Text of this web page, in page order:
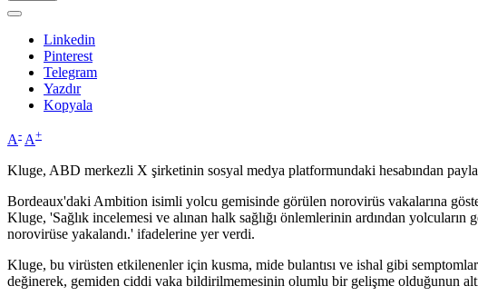
Linkedin
Pinterest
Telegram
Yazdır
Kopyala
A- A+
Kluge, ABD merkezli X şirketinin sosyal medya platformundaki hesabından
Bordeaux'daki Ambition isimli yolcu gemisinde görülen norovirüs vakalarına
Kluge, 'Sağlık incelemesi ve alınan halk sağlığı önlemlerinin ardından
norovirüse yakalandı.' ifadelerine yer verdi.
Kluge, bu virüsten etkilenenler için kusma, mide bulantısı ve ishal gibi
değinerek, gemiden ciddi vaka bildirilmemesinin olumlu bir gelişme olduğunun